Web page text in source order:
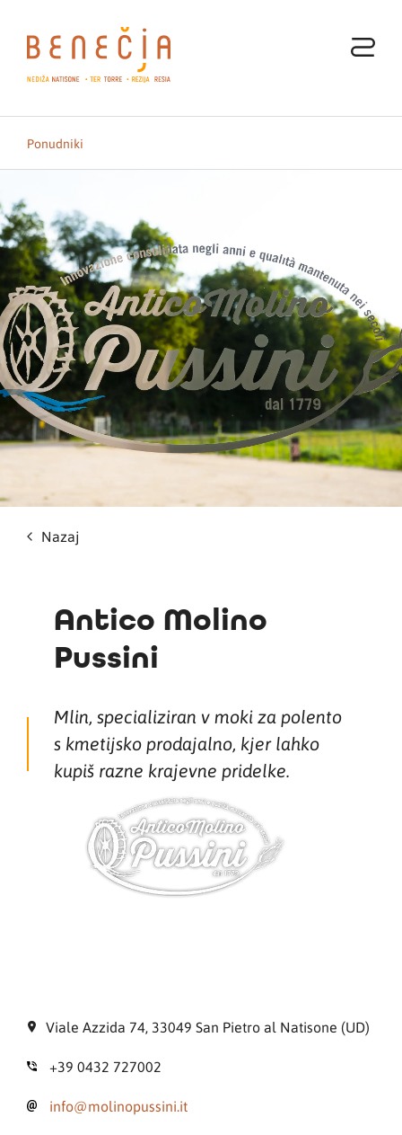
Ponudniki
Nazaj
Antico Molino
Pussini
Mlin, specializiran v moki za polento
s kmetijsko prodajalno, kjer lahko
kupiš razne krajevne pridelke.
Viale Azzida 74, 33049 San Pietro al Natisone (UD)
+39 0432 727002
info@molinopussini.it